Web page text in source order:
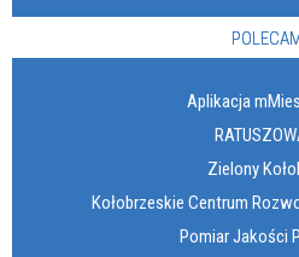
Aplikacja
Zielony
Kołobrzeskie Centrum
Pomiar Jakości